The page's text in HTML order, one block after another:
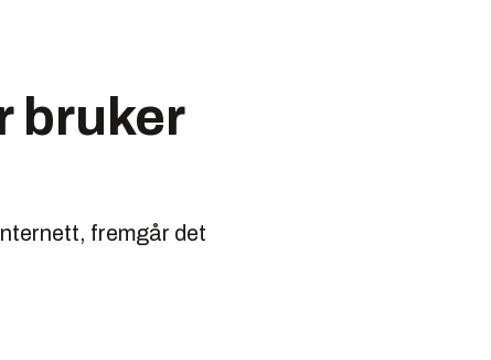
bruker
fremgår det